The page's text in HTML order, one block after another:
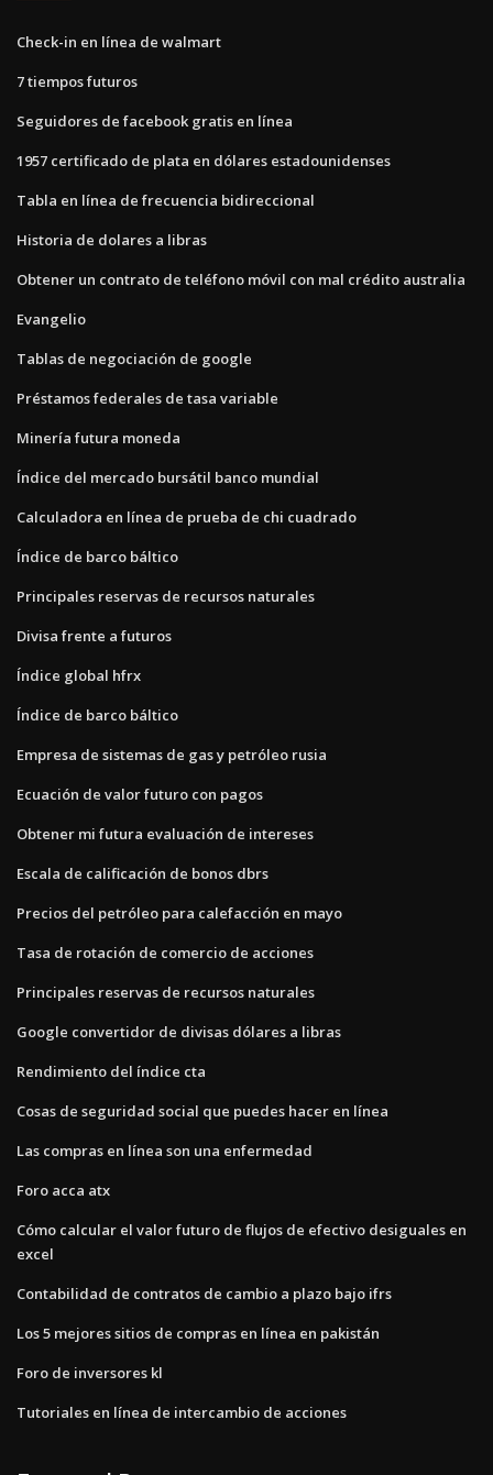
Check-in en línea de walmart
7 tiempos futuros
Seguidores de facebook gratis en línea
1957 certificado de plata en dólares estadounidenses
Tabla en línea de frecuencia bidireccional
Historia de dolares a libras
Obtener un contrato de teléfono móvil con mal crédito australia
Evangelio
Tablas de negociación de google
Préstamos federales de tasa variable
Minería futura moneda
Índice del mercado bursátil banco mundial
Calculadora en línea de prueba de chi cuadrado
Índice de barco báltico
Principales reservas de recursos naturales
Divisa frente a futuros
Índice global hfrx
Índice de barco báltico
Empresa de sistemas de gas y petróleo rusia
Ecuación de valor futuro con pagos
Obtener mi futura evaluación de intereses
Escala de calificación de bonos dbrs
Precios del petróleo para calefacción en mayo
Tasa de rotación de comercio de acciones
Principales reservas de recursos naturales
Google convertidor de divisas dólares a libras
Rendimiento del índice cta
Cosas de seguridad social que puedes hacer en línea
Las compras en línea son una enfermedad
Foro acca atx
Cómo calcular el valor futuro de flujos de efectivo desiguales en
excel
Contabilidad de contratos de cambio a plazo bajo ifrs
Los 5 mejores sitios de compras en línea en pakistán
Foro de inversores kl
Tutoriales en línea de intercambio de acciones